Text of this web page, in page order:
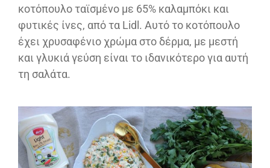
κοτόπουλο ταϊσμένο με 65% καλαμπόκι και
φυτικές ίνες, από τα Lidl. Αυτό το κοτόπουλο
έχει χρυσαφένιο χρώμα στο δέρμα, με μεστή
και γλυκιά γεύση είναι το ιδανικότερο για αυτή
τη σαλάτα.